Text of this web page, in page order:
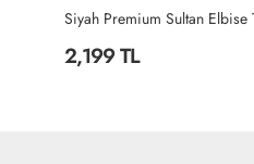
2,199 TL